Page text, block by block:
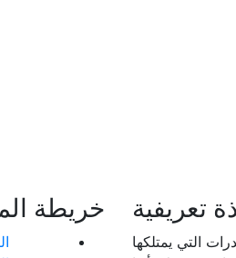
تعريفية
التي يمتلكها
خريطة